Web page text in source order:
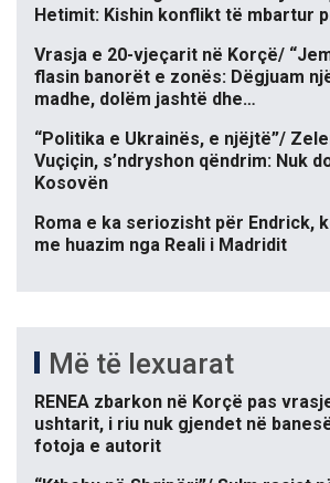
Hetimit: Kishin konflikt të mbartur
Vrasja e 20-vjeçarit në Korçë/
flasin banorët e zonës: Dëgjuam
madhe, dolëm jashtë dhe…
“Politika e Ukrainës, e njëjtë”/
Vuçiçin, s’ndryshon qëndrim: Nuk
Kosovën
Roma e ka seriozisht për Endrick,
me huazim nga Reali i Madridit
Më të lexuarat
RENEA zbarkon në Korçë pas
ushtarit, i riu nuk gjendet në
fotoja e autorit